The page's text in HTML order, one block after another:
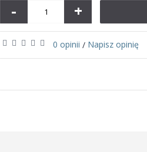
- +
0 opinii / Napisz opinię